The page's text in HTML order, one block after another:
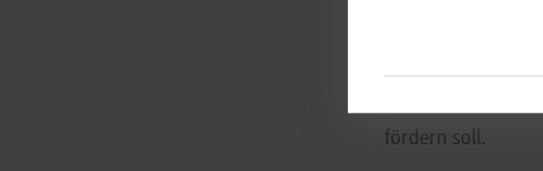
Solche
Industrie 4.0 die
fördern soll.